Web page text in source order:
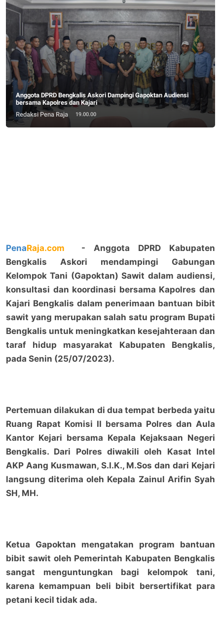
Anggota DPRD Bengkalis Askori Dampingi Gapoktan Audiensi
bersama Kapolres dan Kajari
Redaksi Pena Raja
19.00.00
PenaRaja.com - Anggota DPRD Kabupaten
Bengkalis Askori mendampingi Gabungan
Kelompok Tani (Gapoktan) Sawit dalam audiensi,
konsultasi dan koordinasi bersama Kapolres dan
Kajari Bengkalis dalam penerimaan bantuan bibit
sawit yang merupakan salah satu program Bupati
Bengkalis untuk meningkatkan kesejahteraan dan
taraf hidup masyarakat Kabupaten Bengkalis,
pada Senin (25/07/2023).
Pertemuan dilakukan di dua tempat berbeda yaitu
Ruang Rapat Komisi II bersama Polres dan Aula
Kantor Kejari bersama Kepala Kejaksaan Negeri
Bengkalis. Dari Polres diwakili oleh Kasat Intel
AKP Aang Kusmawan, S.I.K., M.Sos dan dari Kejari
langsung diterima oleh Kepala Zainul Arifin Syah
SH, MH.
Ketua Gapoktan mengatakan program bantuan
bibit sawit oleh Pemerintah Kabupaten Bengkalis
sangat menguntungkan bagi kelompok tani,
karena kemampuan beli bibit bersertifikat para
petani kecil tidak ada.